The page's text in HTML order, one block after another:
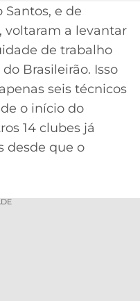
Santos, e de
voltaram a levantar
de trabalho
Brasileirão. Isso
seis técnicos
o início do
14 clubes já
desde que o